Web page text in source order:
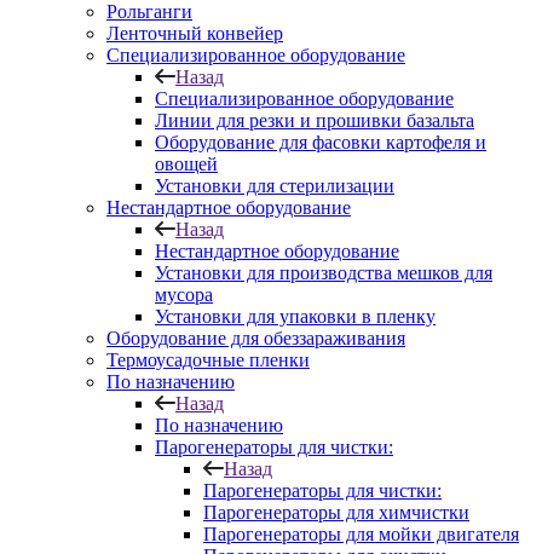
Рольганги
Ленточный конвейер
Специализированное оборудование
Назад
Специализированное оборудование
Линии для резки и прошивки базальта
Оборудование для фасовки картофеля и
овощей
Установки для стерилизации
Нестандартное оборудование
Назад
Нестандартное оборудование
Установки для производства мешков для
мусора
Установки для упаковки в пленку
Оборудование для обеззараживания
Термоусадочные пленки
По назначению
Назад
По назначению
Парогенераторы для чистки:
Назад
Парогенераторы для чистки:
Парогенераторы для химчистки
Парогенераторы для мойки двигателя